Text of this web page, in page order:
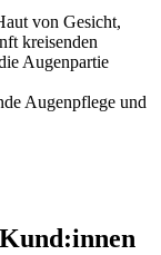
von Gesicht,
kreisenden
Augenpartie
Augenpflege und